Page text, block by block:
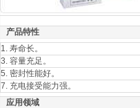
产品特性
1. 寿命长。
3. 容量充足。
5. 密封性能好。
7. 充电接受能力强。
应用领域